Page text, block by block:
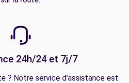
24h/24 et 7j/7
? Notre service d'assistance est